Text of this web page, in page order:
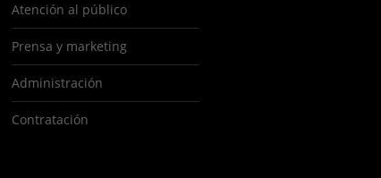
Atención al público
Prensa y marketing
Administración
Contratación